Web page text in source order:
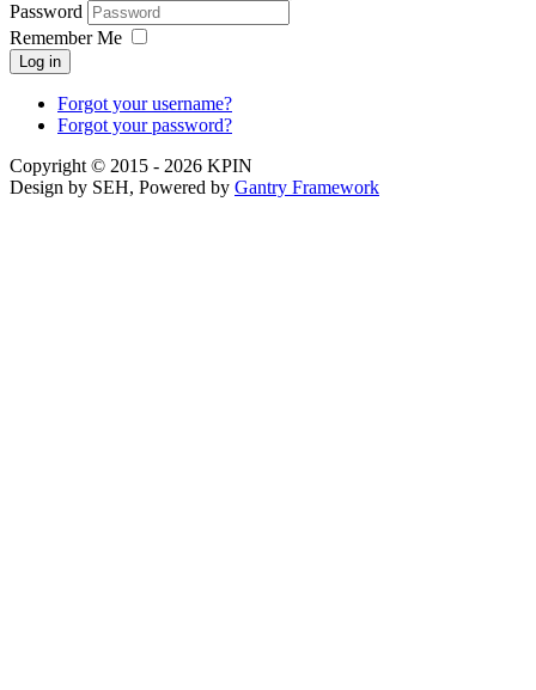
Password
Remember Me
Log in
Forgot your username?
Forgot your password?
Copyright © 2015 - 2026 KPIN
Design by SEH, Powered by Gantry Framework